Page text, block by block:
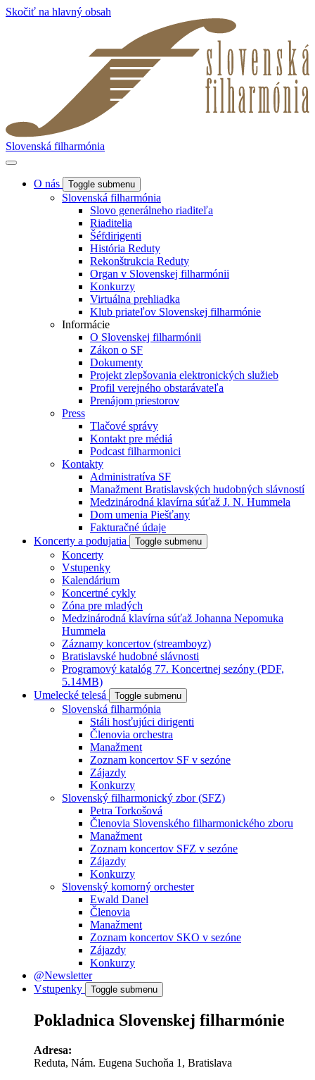
Skočiť na hlavný obsah
Slovenská filharmónia
O nás Toggle submenu
Slovenská filharmónia
Slovo generálneho riaditeľa
Riaditelia
Šéfdirigenti
História Reduty
Rekonštrukcia Reduty
Organ v Slovenskej filharmónii
Konkurzy
Virtuálna prehliadka
Klub priateľov Slovenskej filharmónie
Informácie
O Slovenskej filharmónii
Zákon o SF
Dokumenty
Projekt zlepšovania elektronických služieb
Profil verejného obstarávateľa
Prenájom priestorov
Press
Tlačové správy
Kontakt pre médiá
Podcast filharmonici
Kontakty
Administratíva SF
Manažment Bratislavských hudobných slávností
Medzinárodná klavírna súťaž J. N. Hummela
Dom umenia Piešťany
Fakturačné údaje
Koncerty a podujatia
Toggle submenu
Koncerty
Vstupenky
Kalendárium
Koncertné cykly
Zóna pre mladých
Medzinárodná klavírna súťaž Johanna Nepomuka
Hummela
Záznamy koncertov (streamboyz)
Bratislavské hudobné slávnosti
Programový katalóg 77. Koncertnej sezóny (PDF,
5.14MB)
Umelecké telesá
Toggle submenu
Slovenská filharmónia
Stáli hosťujúci dirigenti
Členovia orchestra
Manažment
Zoznam koncertov SF v sezóne
Zájazdy
Konkurzy
Slovenský filharmonický zbor (SFZ)
Petra Torkošová
Členovia Slovenského filharmonického zboru
Manažment
Zoznam koncertov SFZ v sezóne
Zájazdy
Konkurzy
Slovenský komorný orchester
Ewald Danel
Členovia
Manažment
Zoznam koncertov SKO v sezóne
Zájazdy
Konkurzy
@Newsletter
Vstupenky
Toggle submenu
Pokladnica Slovenskej filharmónie
Adresa:
Reduta, Nám. Eugena Suchoňa 1, Bratislava